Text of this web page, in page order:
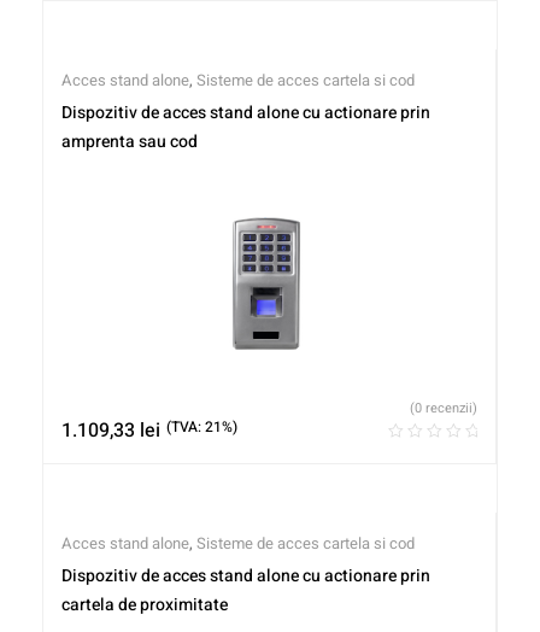
Acces stand alone, Sisteme de acces cartela si cod
Dispozitiv de acces stand alone cu actionare prin
amprenta sau cod
1.109,33 lei (TVA: 21%)
(0 recenzii)
Acces stand alone, Sisteme de acces cartela si cod
Dispozitiv de acces stand alone cu actionare prin
cartela de proximitate